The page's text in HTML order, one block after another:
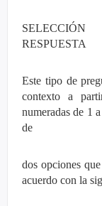
RESPUESTA
Este tipo de
contexto a
numeradas de 1
de
dos opciones
acuerdo con la